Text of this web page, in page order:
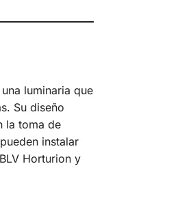
luminaria que
Su diseño
la toma de
instalar
Horturion y